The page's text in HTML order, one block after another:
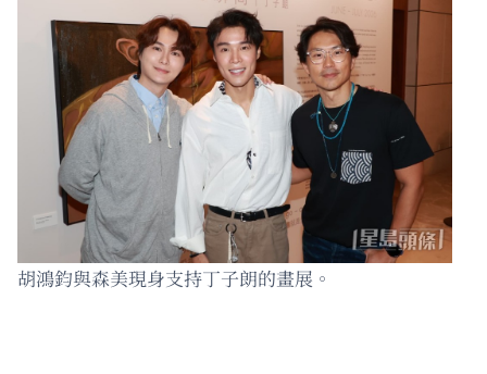
胡鴻鈞與森美現身支持丁子朗的畫展。